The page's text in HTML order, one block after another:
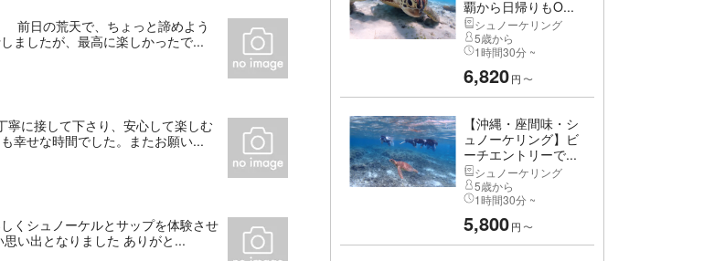
前日の荒天で、ちょっと諦めよう
ましたが、最高に楽しかったで...
寧に接して下さり、安心して楽しむ
幸せな時間でした。またお願い...
くシュノーケルとサップを体験させ
い出となりました ありがと...
覇から日帰りもO...
シュノーケリング
5歳から
1時間30分 ~
6,820円 〜
【沖縄・座間味・シ
ュノーケリング】ビ
ーチエントリーで...
シュノーケリング
5歳から
1時間30分 ~
5,800円 〜